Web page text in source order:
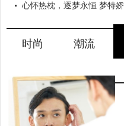
心怀热枕，逐梦永恒 梦特
时尚 潮流